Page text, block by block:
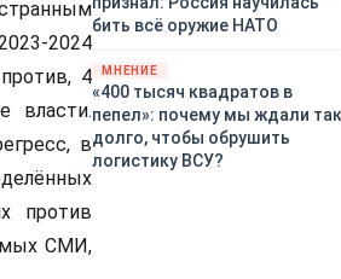
2024
4
власти.
в
против
СМИ,
Рассмотрим, кто же рвётся на
бить всё оружие НАТО
МНЕНИЕ
«400 тысяч квадратов в
пепел»: почему мы ждали так
долго, чтобы обрушить
логистику ВСУ?